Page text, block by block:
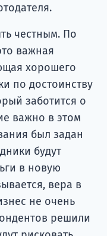
честным. По
важная
хорошего
по достоинству
заботится о
важно в этом
был задан
будут
в новую
вера в
не очень
решили